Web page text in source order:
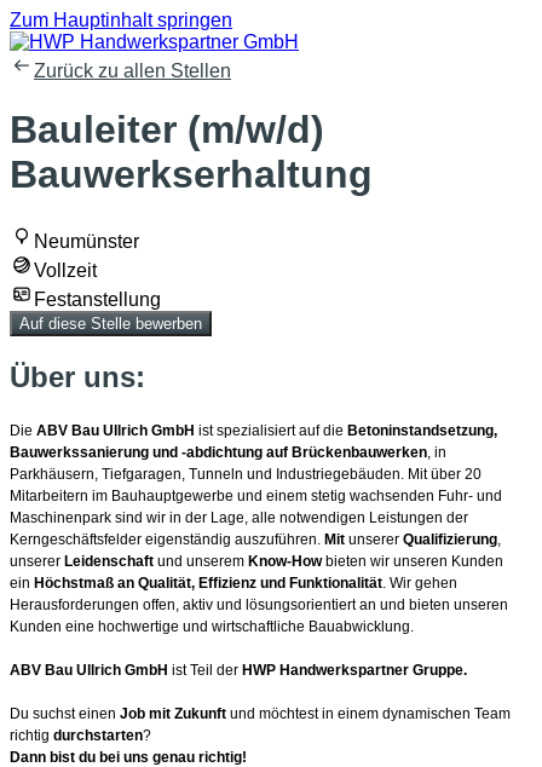
Zum Hauptinhalt springen
Zurück zu allen Stellen
Bauleiter (m/w/d)
Bauwerkserhaltung
Neumünster
Vollzeit
Festanstellung
Auf diese Stelle bewerben
Über uns:
Die ABV Bau Ullrich GmbH ist spezialisiert auf die Betoninstandsetzung,
Bauwerkssanierung und -abdichtung auf Brückenbauwerken , in
Parkhäusern, Tiefgaragen, Tunneln und Industriegebäuden. Mit über 20
Mitarbeitern im Bauhauptgewerbe und einem stetig wachsenden Fuhr- und
Maschinenpark sind wir in der Lage, alle notwendigen Leistungen der
Kerngeschäftsfelder eigenständig auszuführen. Mit unserer Qualifizierung
unserer Leidenschaft und unserem Know-Howbieten wir unseren Kunden
ein Höchstmaß an Qualität, Effizienz und Funktionalität . Wir gehen
Herausforderungen offen, aktiv und lösungsorientiert an und bieten unseren
Kunden eine hochwertige und wirtschaftliche Bauabwicklung.
ABV Bau Ullrich GmbH ist Teil der HWP Handwerkspartner Gruppe.
Du suchst einen Job mit Zukunft und möchtest in einem dynamischen Team
richtig durchstarten?
Dann bist du bei uns genau richtig!